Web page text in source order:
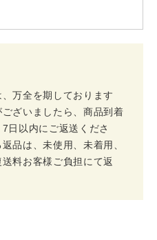
万全を期しております
ざいましたら、商品到着
日以内にご返送くださ
品は、未使用、未着用、
料お客様ご負担にて返